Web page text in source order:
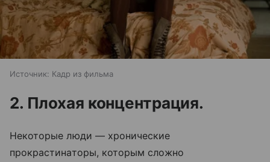
Источник: Кадр из фильма
2. Плохая концентрация.
Некоторые люди — хронические
прокрастинаторы, которым сложно